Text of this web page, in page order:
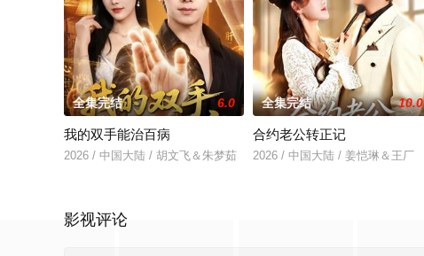
全集完结 6.0
我的双手能治百病
2026 / 中国大陆 / 胡文飞＆朱梦茹
全集完结 10.0
合约老公转正记
2026 / 中国大陆 / 姜恺琳＆王厂
影视评论